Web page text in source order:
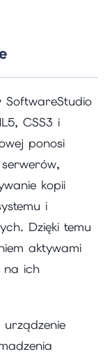
SoftwareStudio
CSS3 i
ponosi
kopii
i
Dzięki temu
aktywami
na ich